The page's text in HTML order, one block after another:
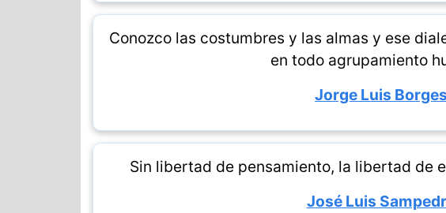
Conozco las costumbres y las almas y ese
en todo agrupamiento
Jorge Luis Borges
Sin libertad de pensamiento, la libertad de
José Luis